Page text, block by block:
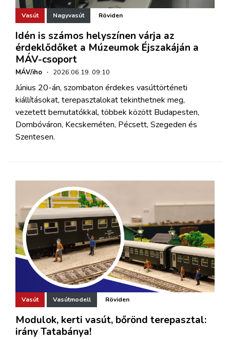
Vasút Nagyvasút Röviden
Idén is számos helyszínen várja az
érdeklődőket a Múzeumok Éjszakáján a
MÁV-csoport
MÁV/iho · 2026.06.19. 09:10
Június 20-án, szombaton érdekes vasúttörténeti
kiállításokat, terepasztalokat tekinthetnek meg,
vezetett bemutatókkal, többek között Budapesten,
Dombóváron, Kecskeméten, Pécsett, Szegeden és
Szentesen.
Vasút Vasútmodell Röviden
Modulok, kerti vasút, bőrönd terepasztal:
irány Tatabánya!